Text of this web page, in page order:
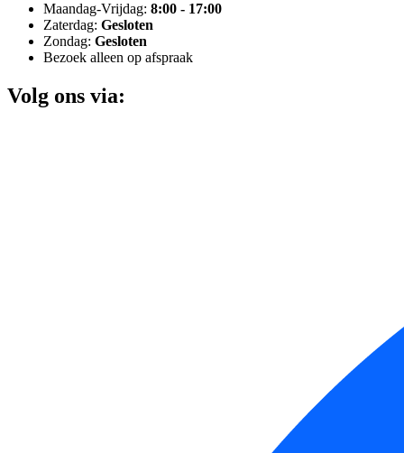
Maandag-Vrijdag: 8:00 - 17:00
Zaterdag: Gesloten
Zondag: Gesloten
Bezoek alleen op afspraak
Volg ons via: